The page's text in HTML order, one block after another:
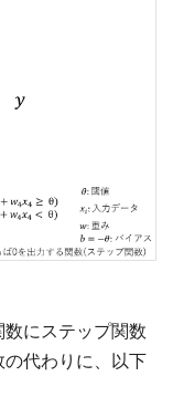
にステップ関数
代わりに、以下